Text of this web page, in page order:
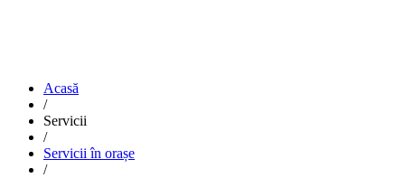
Acasă
/
Servicii
/
Servicii în orașe
/